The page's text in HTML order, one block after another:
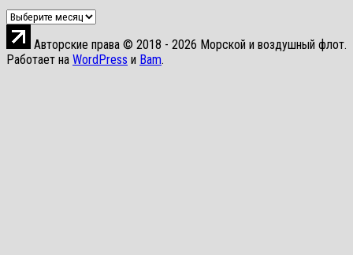
Архивы
Авторские права © 2018 - 2026 Морской и воздушный флот.
Работает на WordPress и Bam.